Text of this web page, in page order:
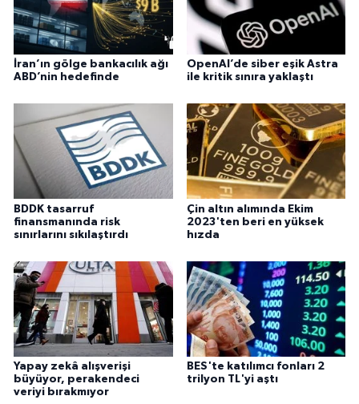
İran’ın gölge bankacılık ağı
ABD’nin hedefinde
OpenAI’de siber eşik Astra
ile kritik sınıra yaklaştı
BDDK tasarruf
finansmanında risk
sınırlarını sıkılaştırdı
Çin altın alımında Ekim
2023'ten beri en yüksek
hızda
Yapay zekâ alışverişi
büyüyor, perakendeci
veriyi bırakmıyor
BES'te katılımcı fonları 2
trilyon TL'yi aştı